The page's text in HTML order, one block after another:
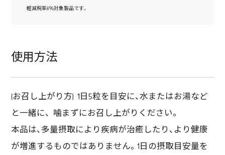
軽減税率8％対象製品です。
使用方法
(お召し上がり方) 1日5粒を目安に、水またはお湯など
と一緒に、 噛まずにお召し上がりください。
本品は、多量摂取により疾病が治癒したり、より健康
が増進するものではありません。1日の摂取目安量を